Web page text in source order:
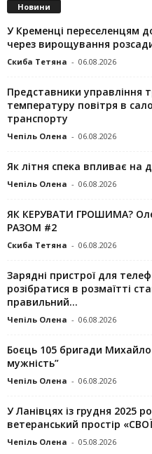
Новини
У Кременці переселенцям
через вирощування
Скиба Тетяна - 06.08.2026
Представники управління
температуру повітря в
транспорту
Чепіль Олена - 06.08.2026
Як літня спека впливає на
Чепіль Олена - 06.08.2026
ЯК КЕРУВАТИ ГРОШИМА?
РАЗОМ #2
Скиба Тетяна - 06.08.2026
Зарядні пристрої для
розібратися в розмаїтті
правильний...
Чепіль Олена - 06.08.2026
Боєць 105 бригади
мужність”
Чепіль Олена - 06.08.2026
У Ланівцях із грудня 2025
ветеранський простір
Чепіль Олена - 05.08.2026